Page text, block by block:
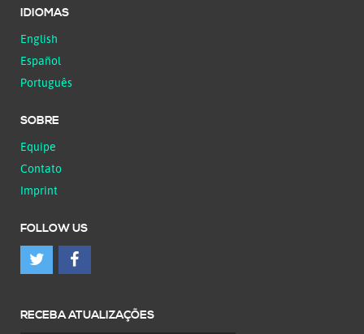
IDIOMAS
English
Español
Português
SOBRE
Equipe
Contato
Imprint
FOLLOW US
RECEBA ATUALIZAÇÕES